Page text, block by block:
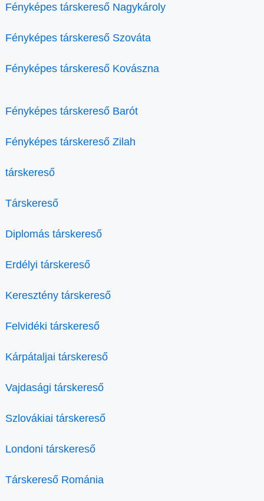
Fényképes társkereső Nagykároly
Fényképes társkereső Szováta
Fényképes társkereső Kovászna
Fényképes társkereső Barót
Fényképes társkereső Zilah
társkereső
Társkereső
Diplomás társkereső
Erdélyi társkereső
Keresztény társkereső
Felvidéki társkereső
Kárpátaljai társkereső
Vajdasági társkereső
Szlovákiai társkereső
Londoni társkereső
Társkereső Románia